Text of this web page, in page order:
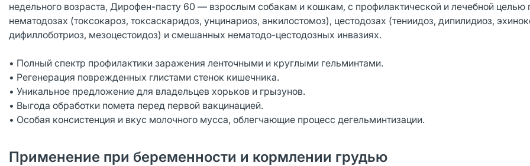
недельного возраста, Дирофен-пасту 60 — взрослым собакам и кошкам, с профилактической и лечебной целью
нематодозах (токсокароз, токсаскаридоз, унцинариоз, анкилостомоз), цестодозах (тениидоз, дипилидиоз,
дифиллоботриоз, мезоцестоидоз) и смешанных нематодо-цестодозных инвазиях.
• Полный спектр профилактики заражения ленточными и круглыми гельминтами.
• Регенерация поврежденных глистами стенок кишечника.
• Уникальное предложение для владельцев хорьков и грызунов.
• Выгода обработки помета перед первой вакцинацией.
• Особая консистенция и вкус молочного мусса, облегчающие процесс дегельминтизации.
Применение при беременности и кормлении грудью